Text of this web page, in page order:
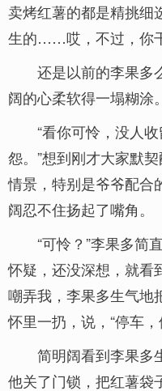
卖烤红薯的都是精挑细
生的……哎，不过，你
还是以前的李果多
阔的心柔软得一塌糊涂。
“看你可怜，没人
怨。”想到刚才大家默
情景，特别是爷爷配合
阔忍不住扬起了嘴角。
“可怜？”李果多简
怀疑，还没深想，就看
嘲弄我，李果多生气地
怀里一扔，说，“停车
简明阔看到李果多
他关了门锁，把红薯袋